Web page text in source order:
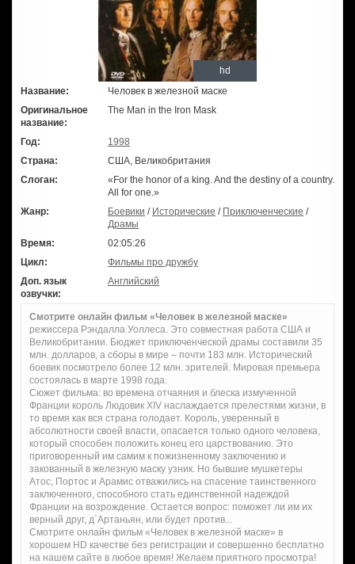
hd
Название:
Человек в железной маске
Оригинальное
название:
The Man in the Iron Mask
Год:
1998
Страна:
США, Великобритания
Слоган:
«For the honor of a king. And the destiny of a country.
All for one.»
Жанр:
Боевики / Исторические / Приключенческие /
Драмы
Время:
02:05:26
Цикл:
Фильмы про дружбу
Доп. язык
озвучки:
Английский
Смотрите онлайн фильм «Человек в железной маске»
режиссера Рэндалла Уоллеса. Это совместная работа США и
Великобритании. Бюджет приключенческой драмы составили 35
млн. долларов, а сборы в мире – почти 183 млн. Исторический
боевик посмотрело более 12 млн. зрителей. Мировая премьера
состоялась в марте 1998 года.
Сюжет фильма: во времена отчаяния и блеска измученной
Франции король Людовик XIV наслаждается прелестями жизни, в
то время как вся страна голодает. Король, уверенный в
абсолютности своей власти, опасается только одного человека,
который способен положить конец его царствованию. Это
приговоренный им самим к пожизненному заключению и
закованный в железную маску узник. Но бывшие мушкетеры
Атос, Портос и Арамис отважились на спасение таинственного
заключенного, способного стать единственной надеждой
Франции на возрождение. Остается вопрос: поможет ли им их
верный друг, д`Артаньян, или будет против...
Смотрите онлайн фильм «Человек в железной маске» в
хорошем HD качестве без регистрации и совершенно бесплатно
на нашем сайте в любое время! Желаем приятного просмотра!